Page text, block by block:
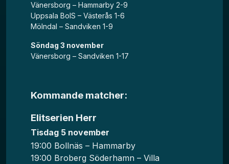
Vänersborg – Hammarby 2-9
Uppsala BoIS – Västerås 1-6
Mölndal – Sandviken 1-9
Söndag 3 november
Vänersborg – Sandviken 1-17
Kommande matcher:
Elitserien Herr
Tisdag 5 november
19:00 Bollnäs – Hammarby
19:00 Broberg Söderhamn – Villa